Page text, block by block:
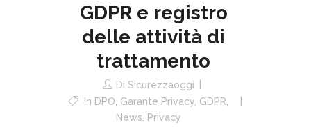
GDPR e registro
delle attività di
trattamento
Di Sicurezzaoggi
In DPO, Garante Privacy, GDPR,
News, Privacy